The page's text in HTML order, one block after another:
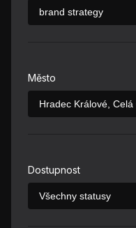
Město
Dostupnost